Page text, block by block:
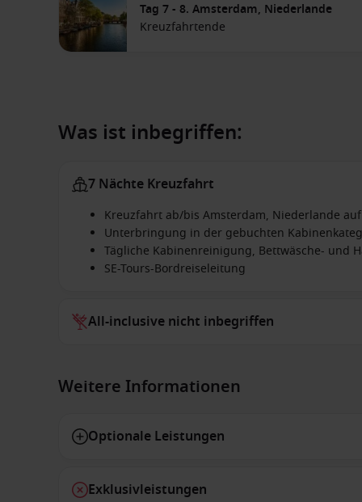
Tag 7 - 8. Amsterdam, Niederlande
Kreuzfahrtende
Was ist inbegriffen:
7 Nächte Kreuzfahrt
Kreuzfahrt ab/bis Amsterdam, Niederlande
Unterbringung in der gebuchten
Tägliche Kabinenreinigung, Bettwäsche- und
SE-Tours-Bordreiseleitung
All-inclusive nicht inbegriffen
Weitere Informationen
Optionale Leistungen
Exklusivleistungen